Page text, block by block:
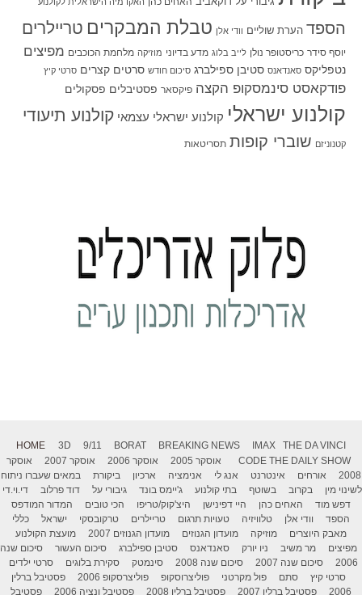
הספד הערת שוליים וודי אלן טבלת המבקרים טריילרים
יוסף סידר כריסטופר נולן לייב בלוג מדע בדיוני מוזיקה מלחמת הכוכבים מפיצים
נטפליקס סאנדאנס סטיבן ספילברג סיכום חודש סרטים קצרים סרטי קיץ
פודקאסט סינמסקופ הקצה פיקסאר פסטיבלים פסקולים
קולנוע ישראלי קולנוע ישראלי עצמאי קולנוע תיעודי
קטנוניזם שוברי קופות תסריטאות
HOME 3D 9/11 BORAT BREAKING NEWS IMAX
THE DA VINCI
CODE THE DAILY SHOW אוסקר 2005 אוסקר 2006 אוסקר 2007
אוסקר
2008
אורחים אינטרנט אנג לי אנימציה ארכיון ביקורת
במאים שעברו ניתוח
לשינוי מין
בקרוב בשוטף בתי קולנוע ג'יימס בונד גיבורי על דוד פרלוב
די.וי.די
דפש מוד
האחים כהן היי דפינישן היצ'קוק/טריפו הכי טובים
המדור המודפס
הספד
וודי אלן טלוויזיה טעויות תרגום טריילרים טרקובסקי ישראל
כללי
מאבק היוצרים
מוזיקה מועדון הגנוזים מועדון הגנוזים 2007
מועצת הקולנוע
מפיצים
מר משיב ניו יורק סאנדאנס סטיבן ספילברג סיכום העשור
סיכום שנה
2006
סיכום שנה 2007 סיכום שנה 2008 סינמטק סקירת בלוגים
סרטי ילדים
סרטי קיץ
סתם פול מקרטני פוליצרוסקופ פוליצרסקופ 2006
פסטיבל ברלין
2006
פסטיבל ברלין 2007 פסטיבל ברלין 2008 פסטיבל ונציה 2006 פסטיבל